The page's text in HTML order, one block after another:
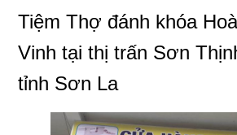
Tiệm Thợ đánh khóa
Vinh tại thị trấn Sơn
tỉnh Sơn La